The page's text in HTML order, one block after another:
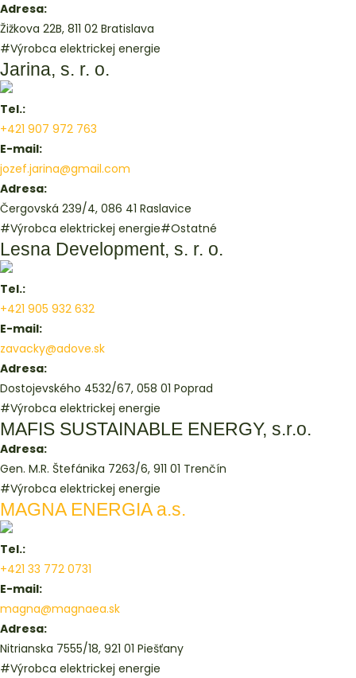
Adresa:
Žižkova 22B, 811 02 Bratislava
#Výrobca elektrickej energie
Jarina, s. r. o.
Tel.:
+421 907 972 763
E-mail:
jozef.jarina@gmail.com
Adresa:
Čergovská 239/4, 086 41 Raslavice
#Výrobca elektrickej energie#Ostatné
Lesna Development, s. r. o.
Tel.:
+421 905 932 632
E-mail:
zavacky@adove.sk
Adresa:
Dostojevského 4532/67, 058 01 Poprad
#Výrobca elektrickej energie
MAFIS SUSTAINABLE ENERGY, s.r.o.
Adresa:
Gen. M.R. Štefánika 7263/6, 911 01 Trenčín
#Výrobca elektrickej energie
MAGNA ENERGIA a.s.
Tel.:
+421 33 772 0731
E-mail:
magna@magnaea.sk
Adresa:
Nitrianska 7555/18, 921 01 Piešťany
#Výrobca elektrickej energie